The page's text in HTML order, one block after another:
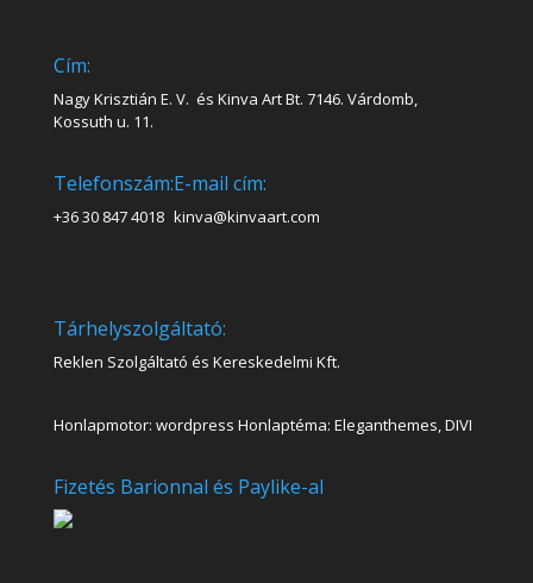
Cím:
Nagy Krisztián E. V. és Kinva Art Bt. 7146. Várdomb,
Kossuth u. 11.
Telefonszám:
+36 30 847 4018
E-mail cím:
kinva@kinvaart.com
Tárhelyszolgáltató:
Reklen Szolgáltató és Kereskedelmi Kft.
Honlapmotor: wordpress Honlaptéma: Eleganthemes, DIVI
Fizetés Barionnal és Paylike-al